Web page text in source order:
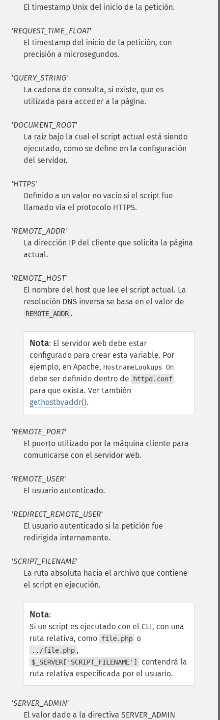
El timestamp Unix del inicio de la petición.
'REQUEST_TIME_FLOAT'
El timestamp del inicio de la petición, con
precisión a microsegundos.
'QUERY_STRING'
La cadena de consulta, si existe, que es
utilizada para acceder a la página.
'DOCUMENT_ROOT'
La raíz bajo la cual el script actual está siendo
ejecutado, como se define en la configuración
del servidor.
'HTTPS'
Definido a un valor no vacío si el script fue
llamado vía el protocolo HTTPS.
'REMOTE_ADDR'
La dirección IP del cliente que solicita la página
actual.
'REMOTE_HOST'
El nombre del host que lee el script actual. La
resolución DNS inversa se basa en el valor de
REMOTE_ADDR .
Nota: El servidor web debe estar
configurado para crear esta variable. Por
ejemplo, en Apache, HostnameLookups On
debe ser definido dentro de httpd.conf
para que exista. Ver también
gethostbyaddr().
'REMOTE_PORT'
El puerto utilizado por la máquina cliente para
comunicarse con el servidor web.
'REMOTE_USER'
El usuario autenticado.
'REDIRECT_REMOTE_USER'
El usuario autenticado si la petición fue
redirigida internamente.
'SCRIPT_FILENAME'
La ruta absoluta hacia el archivo que contiene
el script en ejecución.
Nota:
Si un script es ejecutado con el CLI, con una
ruta relativa, como file.php o
../file.php ,
$_SERVER['SCRIPT_FILENAME']
contendrá la
ruta relativa especificada por el usuario.
'SERVER_ADMIN'
El valor dado a la directiva SERVER_ADMIN